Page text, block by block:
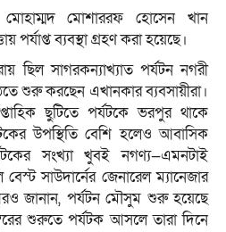
মোহাম্মদ মোশাররফ হোসেন খান
পর্যাপ্ত ব্যবস্থা গ্রহণ করা হয়েছে।
ছিল সাগরকন্যাখ্যাত পর্যটন নগরী
শুরু করছেন এখানকার ব্যবসায়ীরা।
ছুটিতে পর্যটকে ভরপুর থাকে
উপস্থিতি বেশি হলেও আবাসিক
সংখ্যা খুবই নগণ্য—এমনটাই
সাউদার্নের জেনারেল ম্যানেজার
জানান, পর্যটন মৌসুম শুরু হয়েছে
শুরুতে পর্যটক আসলে তারা দিনে